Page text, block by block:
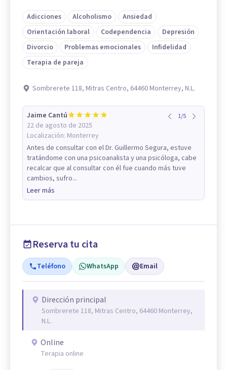
Adicciones Alcoholismo
Ansiedad
Orientación laboral
Codependencia
Depresión
Divorcio
Problemas emocionales
Infidelidad
Terapia de pareja
Sombrerete 118, Mitras Centro, 64460 Monterrey, N.L.
Jaime Cantú
22 de agosto de 2025
Localización: Monterrey
1/5
Antes de consultar con el Dr. Guillermo Segura, estuve
tratándome con una psicoanalista y una psicóloga, cabe
recalcar que al consultar con él fue cuando más tuve
cambios, sufro...
Leer más
Reserva tu cita
Teléfono WhatsApp Email
Dirección principal
Sombrerete 118, Mitras Centro, 64460 Monterrey,
N.L.
Online
Terapia online